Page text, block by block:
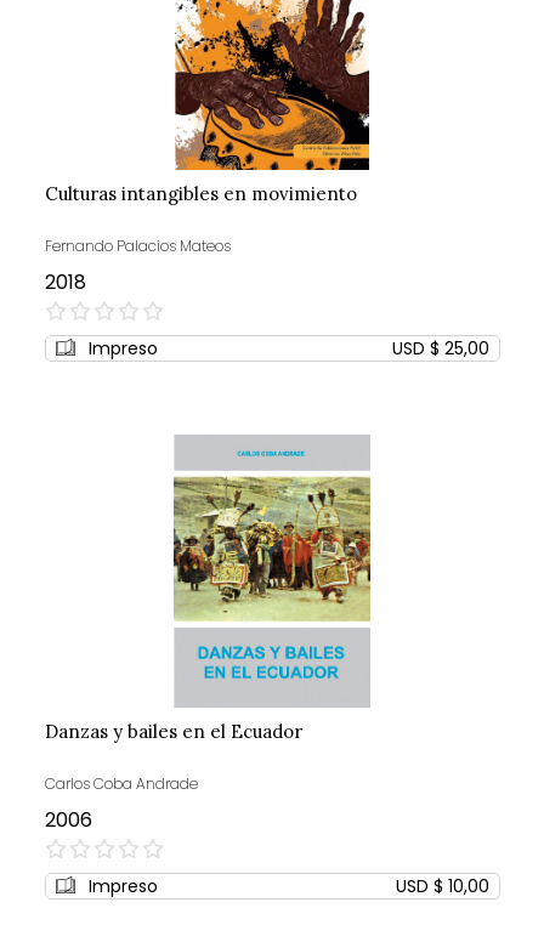
Culturas intangibles en movimiento
Fernando Palacios Mateos
2018
0%
Impreso USD $ 25,00
Danzas y bailes en el Ecuador
Carlos Coba Andrade
2006
0%
Impreso USD $ 10,00